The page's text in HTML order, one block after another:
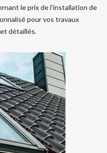
le prix de l’installation de
pour vos travaux
détaillés.